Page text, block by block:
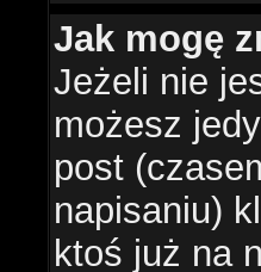
Jak mogę
Jeżeli nie
możesz
post
napisaniu)
ktoś już na